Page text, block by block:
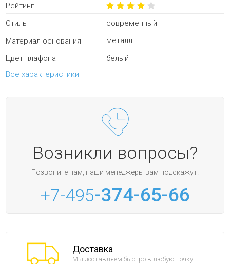
Рейтинг
Стиль
современный
Материал основания
металл
Цвет плафона
белый
Все характеристики
Возникли вопросы?
Позвоните нам, наши менеджеры вам подскажут!
+7-495-374-65-66
Доставка
Мы доставляем быстро в любую точку